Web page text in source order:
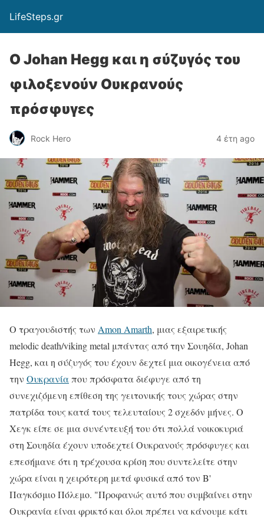
LifeSteps.gr
Ο Johan Hegg και η σύζυγός του
φιλοξενούν Ουκρανούς
πρόσφυγες
Rock Hero 4 έτη ago
Ο τραγουδιστής των Amon Amarth, μιας εξαιρετικής
melodic death/viking metal μπάντας από την Σουηδία, Johan
Hegg, και η σύζυγός του έχουν δεχτεί μια οικογένεια από
την Ουκρανίαπου πρόσφατα διέφυγε από τη
συνεχιζόμενη επίθεση της γειτονικής τους χώρας στην
πατρίδα τους κατά τους τελευταίους 2 σχεδόν μήνες. Ο
Χεγκ είπε σε μια συνέντευξή του ότι πολλά νοικοκυριά
στη Σουηδία έχουν υποδεχτεί Ουκρανούς πρόσφυγες και
επεσήμανε ότι η τρέχουσα κρίση που συντελείτε στην
χώρα είναι η χειρότερη μετά φυσικά από τον Β'
Παγκόσμιο Πόλεμο. "Προφανώς αυτό που συμβαίνει στην
Ουκρανία είναι φρικτό και όλοι πρέπει να κάνουμε κάτι